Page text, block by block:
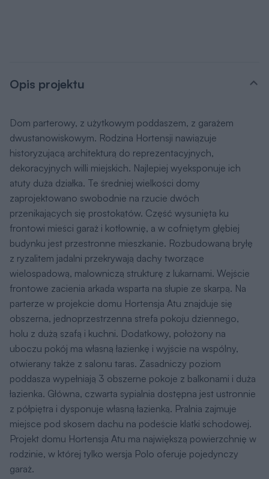
Opis projektu
Dom parterowy, z użytkowym poddaszem, z garażem
dwustanowiskowym. Rodzina Hortensji nawiązuje
historyzującą architekturą do reprezentacyjnych,
dekoracyjnych willi miejskich. Najlepiej wyeksponuje ich
atuty duża działka. Te średniej wielkości domy
zaprojektowano swobodnie na rzucie dwóch
przenikających się prostokątów. Część wysunięta ku
frontowi mieści garaż i kotłownię, a w cofniętym głębiej
budynku jest przestronne mieszkanie. Rozbudowaną bryłę
z ryzalitem jadalni przekrywają dachy tworzące
wielospadową, malowniczą strukturę z lukarnami. Wejście
frontowe zacienia arkada wsparta na słupie ze skarpą. Na
parterze w projekcie domu Hortensja Atu znajduje się
obszerna, jednoprzestrzenna strefa pokoju dziennego,
holu z dużą szafą i kuchni. Dodatkowy, położony na
uboczu pokój ma własną łazienkę i wyjście na wspólny,
otwierany także z salonu taras. Zasadniczy poziom
poddasza wypełniają 3 obszerne pokoje z balkonami i duża
łazienka. Główna, czwarta sypialnia dostępna jest ustronnie
z półpiętra i dysponuje własną łazienką. Pralnia zajmuje
miejsce pod skosem dachu na podeście klatki schodowej.
Projekt domu Hortensja Atu ma największą powierzchnię w
rodzinie, w której tylko wersja Polo oferuje pojedynczy
garaż.